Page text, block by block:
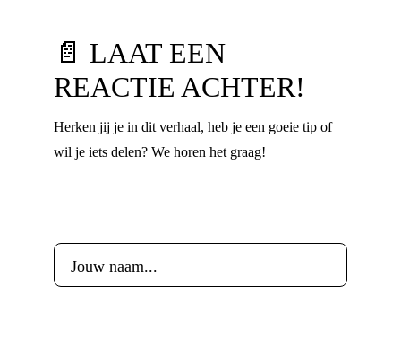
📄 LAAT EEN
REACTIE ACHTER!
Herken jij je in dit verhaal, heb je een goeie tip of
wil je iets delen? We horen het graag!